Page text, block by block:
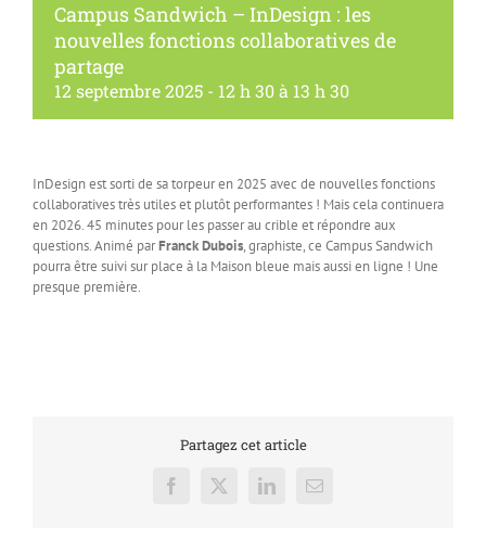
Campus Sandwich – InDesign : les
nouvelles fonctions collaboratives de
partage
12 septembre 2025 - 12 h 30à 13 h 30
InDesign est sorti de sa torpeur en 2025 avec de nouvelles fonctions
collaboratives très utiles et plutôt performantes ! Mais cela continuera
en 2026. 45 minutes pour les passer au crible et répondre aux
questions. Animé parFranck Dubois, graphiste, ce Campus Sandwich
pourra être suivi sur place à la Maison bleue mais aussi en ligne ! Une
presque première.
Partagez cet article
Facebook
X LinkedInEmail